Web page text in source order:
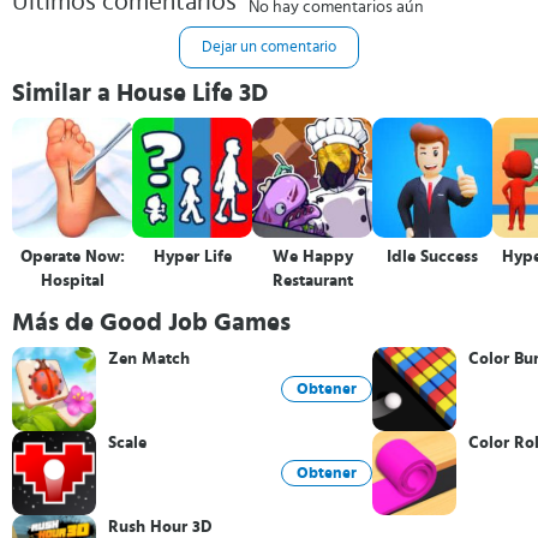
No hay comentarios aún
Dejar un comentario
Similar a House Life 3D
Operate Now:
Hospital
Hyper Life
We Happy
Restaurant
Idle Success
Más de Good Job Games
Zen Match
Obtener
Scale
Obtener
Rush Hour 3D
Color
Color